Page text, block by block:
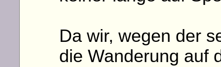
Da wir, wegen der
die Wanderung auf